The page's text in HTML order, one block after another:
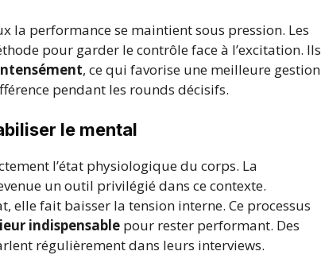
la performance se maintient sous pression. Les
pour garder le contrôle face à l’excitation. Ils
, ce qui favorise une meilleure gestion
pendant les rounds décisifs.
le mental
l’état physiologique du corps. La
un outil privilégié dans ce contexte.
elle fait baisser la tension interne. Ce processus
indispensable pour rester performant. Des
régulièrement dans leurs interviews.